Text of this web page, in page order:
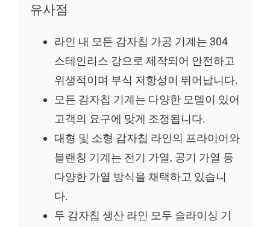
유사점
라인 내 모든 감자칩 가공 기계는 304
스테인리스 강으로 제작되어 안전하고
위생적이며 부식 저항성이 뛰어납니다.
모든 감자칩 기계는 다양한 모델이 있어
고객의 요구에 맞게 조정됩니다.
대형 및 소형 감자칩 라인의 프라이어와
블랜칭 기계는 전기 가열, 공기 가열 등
다양한 가열 방식을 채택하고 있습니
다.
두 감자칩 생산 라인 모두 슬라이싱 기